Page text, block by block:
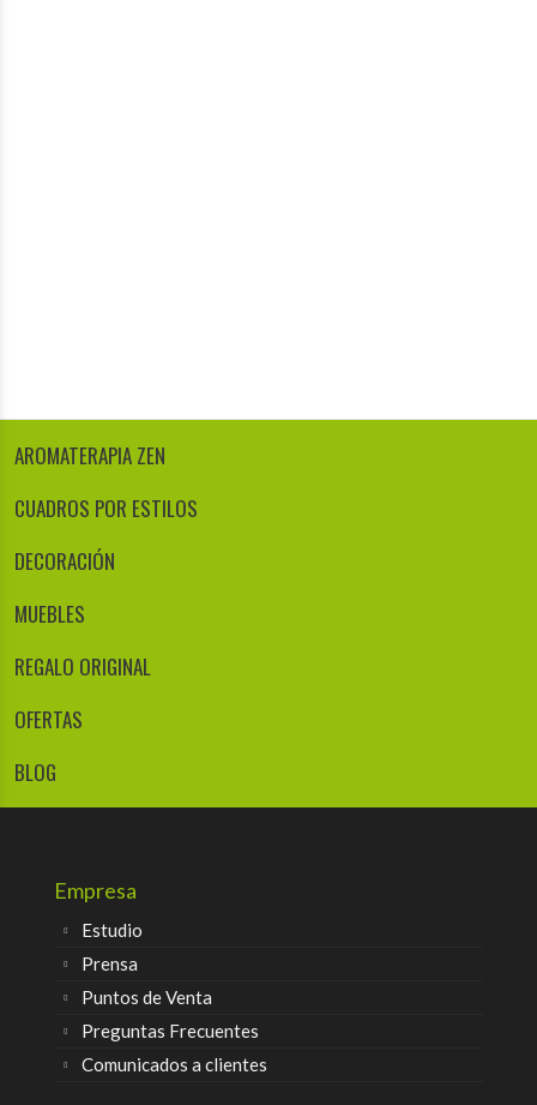
AROMATERAPIA ZEN
CUADROS POR ESTILOS
DECORACIÓN
MUEBLES
REGALO ORIGINAL
OFERTAS
BLOG
Empresa
Estudio
Prensa
Puntos de Venta
Preguntas Frecuentes
Comunicados a clientes